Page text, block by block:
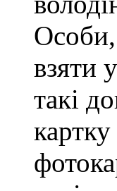
взяти
такі